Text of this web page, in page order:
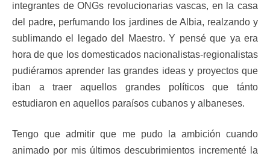
integrantes de ONGs revolucionarias vascas, en la casa
del padre, perfumando los jardines de Albia, realzando y
sublimando el legado del Maestro. Y pensé que ya era
hora de que los domesticados nacionalistas-regionalistas
pudiéramos aprender las grandes ideas y proyectos que
iban a traer aquellos grandes políticos que tánto
estudiaron en aquellos paraísos cubanos y albaneses.
Tengo que admitir que me pudo la ambición cuando
animado por mis últimos descubrimientos incrementé la